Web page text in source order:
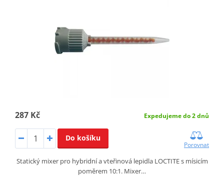
287 Kč Expedujeme do 2 dnů
Do košíku
Porovnat
Statický mixer pro hybridní a vteřinová lepidla LOCTITE s mísicím
poměrem 10:1. Mixer…